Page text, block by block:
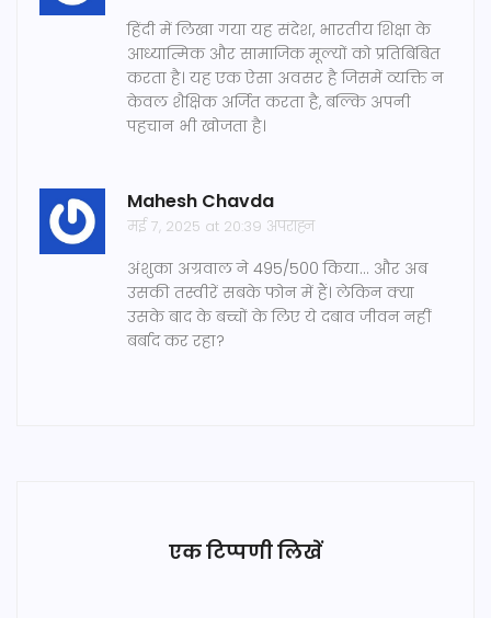
हिंदी में लिखा गया यह संदेश, भारतीय शिक्षा के
आध्यात्मिक और सामाजिक मूल्यों को प्रतिबिंबित
करता है। यह एक ऐसा अवसर है जिसमें व्यक्ति न
केवल शैक्षिक अर्जित करता है, बल्कि अपनी
पहचान भी खोजता है।
Mahesh Chavda
मई 7, 2025 at 20:39 अपराह्न
अंशुका अग्रवाल ने 495/500 किया... और अब
उसकी तस्वीरें सबके फोन में हैं। लेकिन क्या
उसके बाद के बच्चों के लिए ये दबाव जीवन नहीं
बर्बाद कर रहा?
एक टिप्पणी लिखें